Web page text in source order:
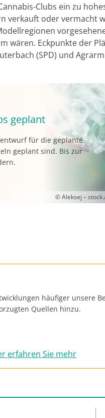
Clubs ein zu
verkauft oder vermacht
wären. Eckpunkte der
(SPD) und
geplant
für die geplante
geplant sind. Bis zur
© Aleksej –
häufiger unsere
Quellen hinzu.
erfahren Sie mehr